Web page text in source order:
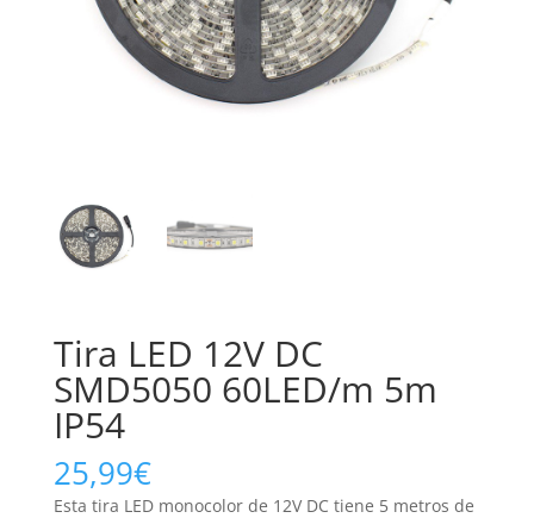
Tira LED 12V DC
SMD5050 60LED/m 5m
IP54
25,99€
Esta tira LED monocolor de 12V DC tiene 5 metros de